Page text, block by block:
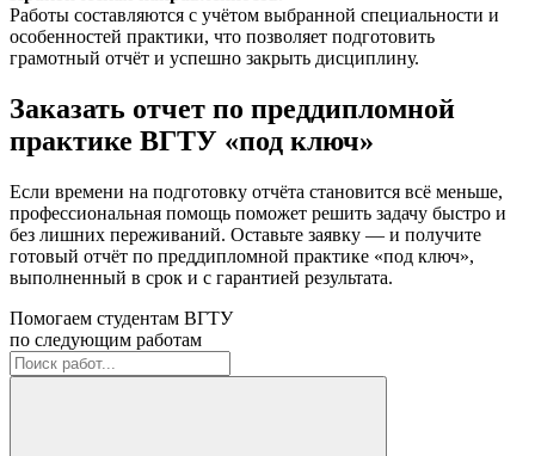
Работы составляются с учётом выбранной специальности и
особенностей практики, что позволяет подготовить
грамотный отчёт и успешно закрыть дисциплину.
Заказать отчет по преддипломной
практике ВГТУ «под ключ»
Если времени на подготовку отчёта становится всё меньше,
профессиональная помощь поможет решить задачу быстро и
без лишних переживаний. Оставьте заявку — и получите
готовый отчёт по преддипломной практике «под ключ»,
выполненный в срок и с гарантией результата.
Помогаем студентам ВГТУ
по следующим работам